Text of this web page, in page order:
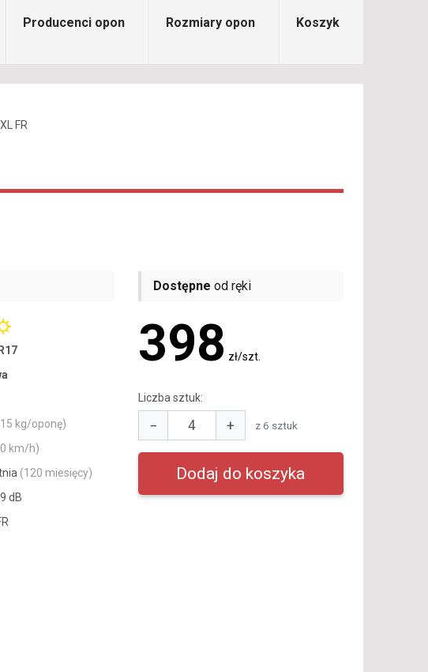
Producenci opon Rozmiary opon Koszyk
FR
kg/oponę)
km/h)
(120 miesięcy)
dB
Dostępne od ręki
398 zł/szt.
Liczba sztuk:
− + z 6 sztuk